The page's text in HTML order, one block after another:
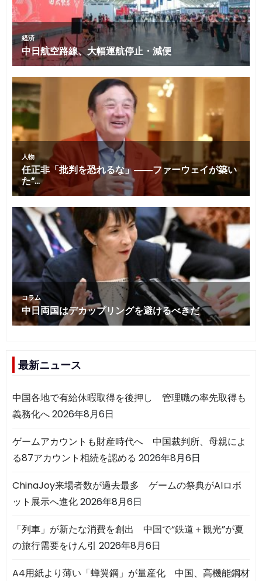
最新ニュース
中国各地で有給休暇取得を後押し 管理職の率先取得も
義務化へ2026年8月6日
ゲームアカウントも財産時代へ 中国裁判所、母親によ
る87アカウント相続を認める 2026年8月6日
ChinaJoy来場者数が過去最多 ゲームの祭典がAIロボ
ット展示へ進化2026年8月6日
「列車」が新たな消費を創出 中国で“鉄道＋観光”が夏
の旅行需要をけん引 2026年8月6日
A4用紙より薄い「蝉翼鋼」が量産化 中国、高機能鋼材